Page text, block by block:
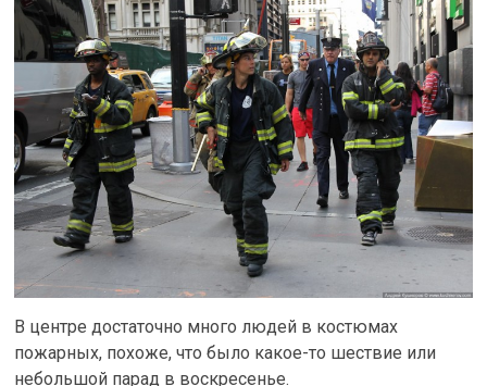
В центре достаточно много людей в костюмах
пожарных, похоже, что было какое-то шествие или
небольшой парад в воскресенье.